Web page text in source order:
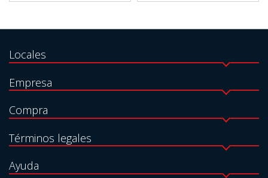
Locales
Empresa
Compra
Términos legales
Ayuda